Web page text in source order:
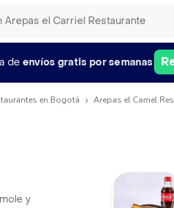
de envíos gratis por semanas
en Bogotá Arepas el Carriel
y